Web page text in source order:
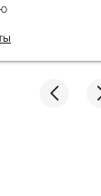
то,
наличку,